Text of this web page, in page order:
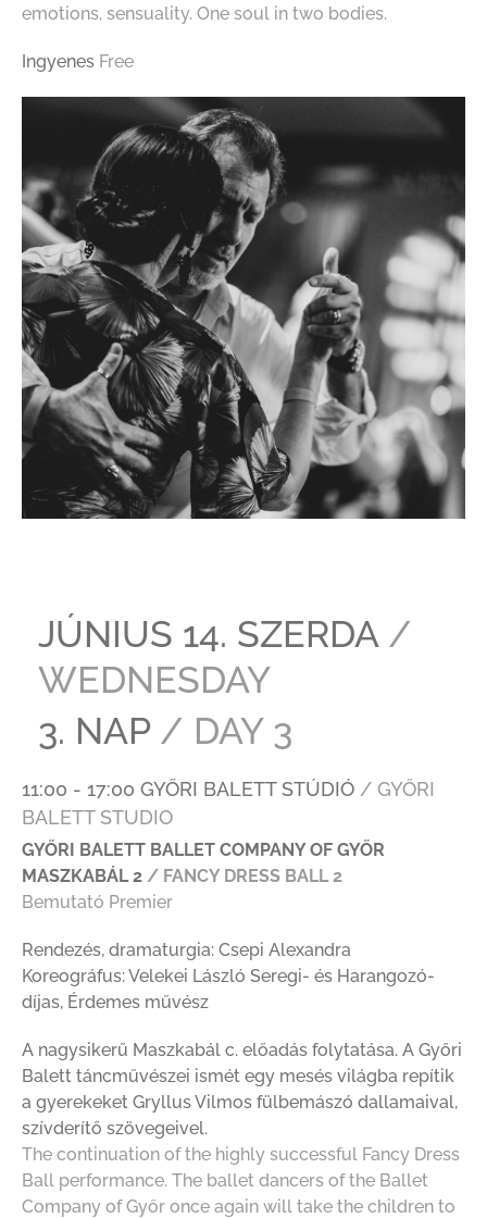
emotions, sensuality. One soul in two bodies.
Ingyenes Free
JÚNIUS 14. SZERDA /
WEDNESDAY
3. NAP / DAY 3
11:00 - 17:00 GYŐRI BALETT STÚDIÓ / GYŐRI
BALETT STUDIO
GYŐRI BALETT BALLET COMPANY OF GYŐR
MASZKABÁL 2 / FANCY DRESS BALL 2
Bemutató Premier
Rendezés, dramaturgia: Csepi Alexandra
Koreográfus: Velekei László Seregi- és Harangozó-
díjas, Érdemes művész
A nagysikerű Maszkabál c. előadás folytatása. A Győri
Balett táncművészei ismét egy mesés világba repítik
a gyerekeket Gryllus Vilmos fülbemászó dallamaival,
szívderítő szövegeivel.
The continuation of the highly successful Fancy Dress
Ball performance. The ballet dancers of the Ballet
Company of Győr once again will take the children to